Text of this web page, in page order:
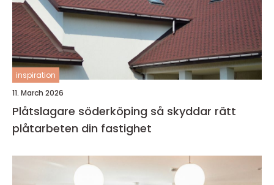
inspiration
11. March 2026
Plåtslagare söderköping så skyddar rätt
plåtarbeten din fastighet